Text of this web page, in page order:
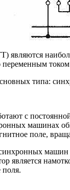
являются
током
типа:
с
машинах
поле,
машин
является